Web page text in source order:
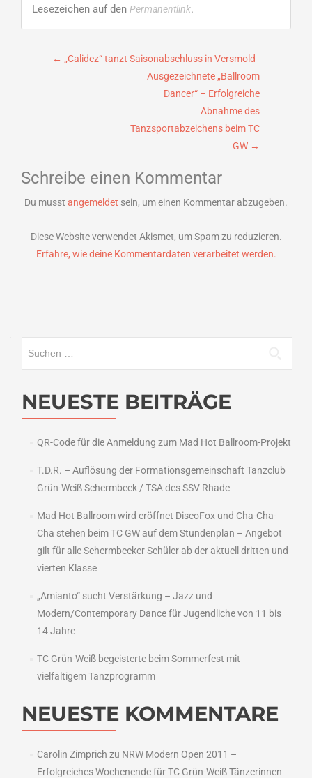
Lesezeichen auf den Permanentlink.
Beitragsnavigation
← „Calidez“ tanzt Saisonabschluss in Versmold
Ausgezeichnete „Ballroom
Dancer“ – Erfolgreiche
Abnahme des
Tanzsportabzeichens beim TC
GW →
Schreibe einen Kommentar
Du musst angemeldet sein, um einen Kommentar abzugeben.
Diese Website verwendet Akismet, um Spam zu reduzieren.
Erfahre, wie deine Kommentardaten verarbeitet werden.
NEUESTE BEITRÄGE
QR-Code für die Anmeldung zum Mad Hot Ballroom-Projekt
T.D.R. – Auflösung der Formationsgemeinschaft Tanzclub
Grün-Weiß Schermbeck / TSA des SSV Rhade
Mad Hot Ballroom wird eröffnet DiscoFox und Cha-Cha-
Cha stehen beim TC GW auf dem Stundenplan – Angebot
gilt für alle Schermbecker Schüler ab der aktuell dritten und
vierten Klasse
„Amianto“ sucht Verstärkung – Jazz und
Modern/Contemporary Dance für Jugendliche von 11 bis
14 Jahre
TC Grün-Weiß begeisterte beim Sommerfest mit
vielfältigem Tanzprogramm
NEUESTE KOMMENTARE
Carolin Zimprich zu NRW Modern Open 2011 –
Erfolgreiches Wochenende für TC Grün-Weiß Tänzerinnen